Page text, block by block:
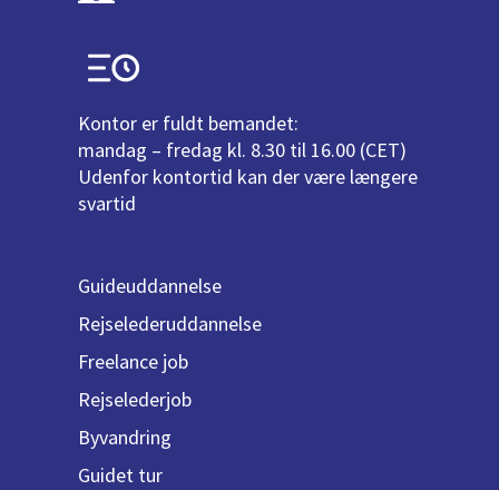
Kontor er fuldt bemandet:
mandag – fredag kl. 8.30 til 16.00 (CET)
Udenfor kontortid kan der være længere
svartid
Guideuddannelse
Rejselederuddannelse
Freelance job
Rejselederjob
Byvandring
Guidet tur